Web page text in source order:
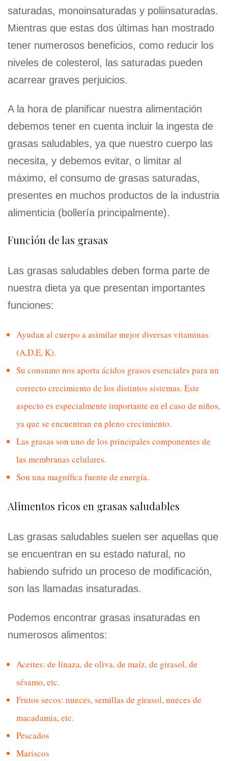
saturadas, monoinsaturadas y poliinsaturadas.
Mientras que estas dos últimas han mostrado
tener numerosos beneficios, como reducir los
niveles de colesterol, las saturadas pueden
acarrear graves perjuicios.
A la hora de planificar nuestra alimentación
debemos tener en cuenta incluir la ingesta de
grasas saludables, ya que nuestro cuerpo las
necesita, y debemos evitar, o limitar al
máximo, el consumo de grasas saturadas,
presentes en muchos productos de la industria
alimenticia (bollería principalmente).
Función de las grasas
Las grasas saludables deben forma parte de
nuestra dieta ya que presentan importantes
funciones:
Ayudan al cuerpo a asimilar mejor diversas vitaminas
(A,D,E, K).
Su consumo nos aporta ácidos grasos esenciales para un
correcto crecimiento de los distintos sistemas. Este
aspecto es especialmente importante en el caso de niños,
ya que se encuentran en pleno crecimiento.
Las grasas son uno de los principales componentes de
las membranas celulares.
Son una magnífica fuente de energía.
Alimentos ricos en grasas saludables
Las grasas saludables suelen ser aquellas que
se encuentran en su estado natural, no
habiendo sufrido un proceso de modificación,
son las llamadas insaturadas.
Podemos encontrar grasas insaturadas en
numerosos alimentos:
Aceites: de linaza, de oliva, de maíz, de girasol, de
sésamo, etc.
Frutos secos: nueces, semillas de girasol, nueces de
macadamia, etc.
Pescados
Mariscos